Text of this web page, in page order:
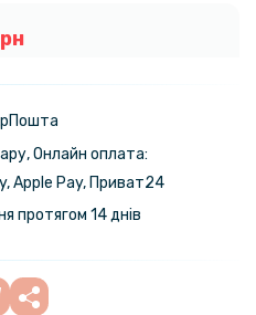
Онлайн оплата:
Apple Pay, Приват24
протягом 14 днів